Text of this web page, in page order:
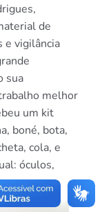
de
e vigilância
sua
melhor
um kit
boné, bota,
cola, e
óculos,